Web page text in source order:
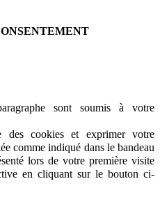
sont soumis à votre
des cookies et exprimer votre
comme indiqué dans le bandeau
lors de votre première visite
en cliquant sur le bouton ci-